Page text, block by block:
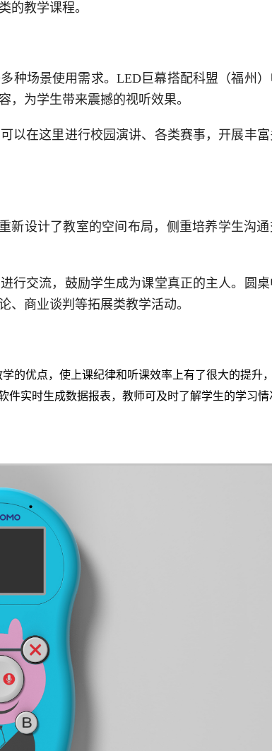
的教学课程。
种场景使用需求。 LED巨幕搭配科盟（福州
，为学生带来震撼的视听效果。
以在这里进行校园演讲、各类赛事，开展丰富
新设计了教室的空间布局，侧重培养学生沟
行交流，鼓励学生成为课堂真正的主人。圆桌
、商业谈判等拓展类教学活动。
的优点，使上课纪律和听课效率上有了很大的提升
件实时生成数据报表，教师可及时了解学生的学习情